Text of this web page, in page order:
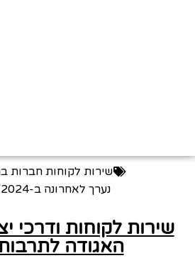
שירות לקוחות חברות
נערך לאחרונה ב-
שירות לקוחות ודרכי
האגודה